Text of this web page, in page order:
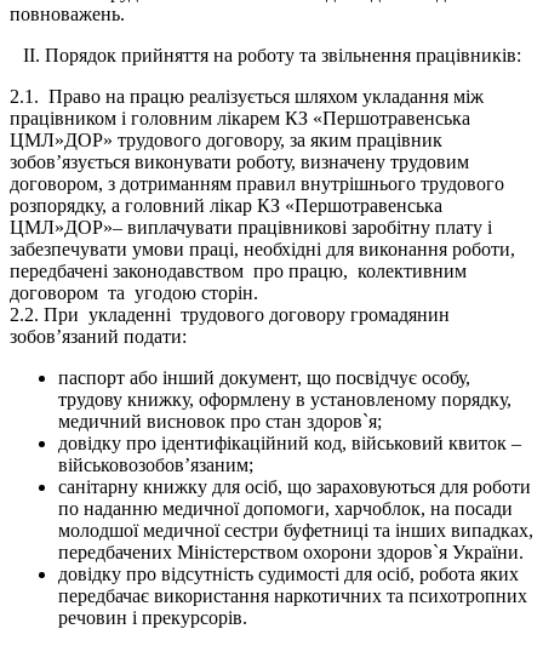
повноважень.
ІІ. Порядок прийняття на роботу та звільнення працівників:
2.1. Право на працю реалізується шляхом укладання між
працівником і головним лікарем КЗ «Першотравенська
ЦМЛ»ДОР» трудового договору, за яким працівник
зобов’язується виконувати роботу, визначену трудовим
договором, з дотриманням правил внутрішнього трудового
розпорядку, а головний лікар КЗ «Першотравенська
ЦМЛ»ДОР»– виплачувати працівникові заробітну плату і
забезпечувати умови праці, необхідні для виконання роботи,
передбачені законодавством про працю, колективним
договором та угодою сторін.
2.2. При укладенні трудового договору громадянин
зобов’язаний подати:
паспорт або інший документ, що посвідчує особу,
трудову книжку, оформлену в установленому порядку,
медичний висновок про стан здоров`я;
довідку про ідентифікаційний код, військовий квиток –
військовозобов’язаним;
санітарну книжку для осіб, що зараховуються для роботи
по наданню медичної допомоги, харчоблок, на посади
молодшої медичної сестри буфетниці та інших випадках,
передбачених Міністерством охорони здоров`я України.
довідку про відсутність судимості для осіб, робота яких
передбачає використання наркотичних та психотропних
речовин і прекурсорів.